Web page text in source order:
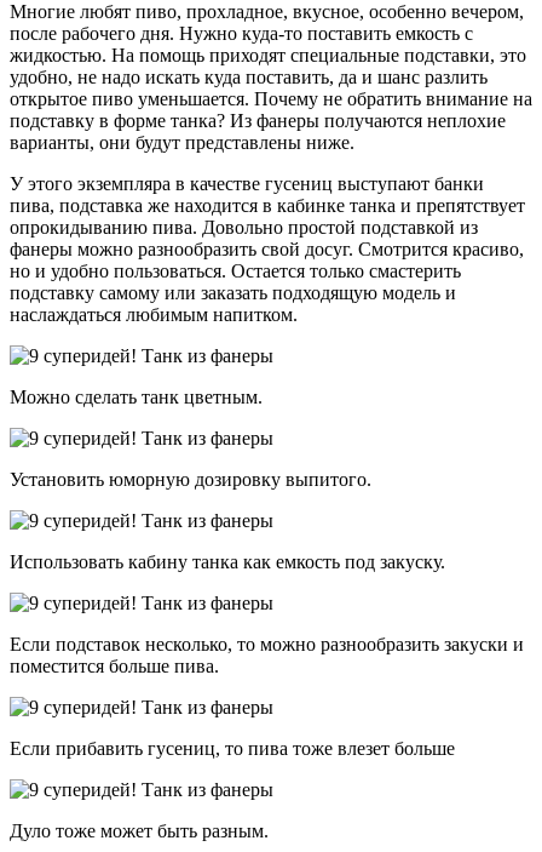
Многие любят пиво, прохладное, вкусное, особенно вечером,
после рабочего дня. Нужно куда-то поставить емкость с
жидкостью. На помощь приходят специальные подставки, это
удобно, не надо искать куда поставить, да и шанс разлить
открытое пиво уменьшается. Почему не обратить внимание на
подставку в форме танка? Из фанеры получаются неплохие
варианты, они будут представлены ниже.
У этого экземпляра в качестве гусениц выступают банки
пива, подставка же находится в кабинке танка и препятствует
опрокидыванию пива. Довольно простой подставкой из
фанеры можно разнообразить свой досуг. Смотрится красиво,
но и удобно пользоваться. Остается только смастерить
подставку самому или заказать подходящую модель и
наслаждаться любимым напитком.
Можно сделать танк цветным.
Установить юморную дозировку выпитого.
Использовать кабину танка как емкость под закуску.
Если подставок несколько, то можно разнообразить закуски и
поместится больше пива.
Если прибавить гусениц, то пива тоже влезет больше
Дуло тоже может быть разным.